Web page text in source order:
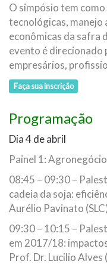
O simpósio tem
tecnológicas, manejo
econômicas da safra
evento é
empresários,
Faça sua inscrição
Programação
Dia 4 de abril
Painel 1:
08:45 – 09:30 –
cadeia da soja:
Aurélio Pavinato
09:30 – 10:15 –
em 2017/18:
Prof. Dr. Lucilio Alves